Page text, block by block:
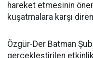
hareket etmesinin
kuşatmalara karşı
Özgür-Der Batman
gerçekleştirilen